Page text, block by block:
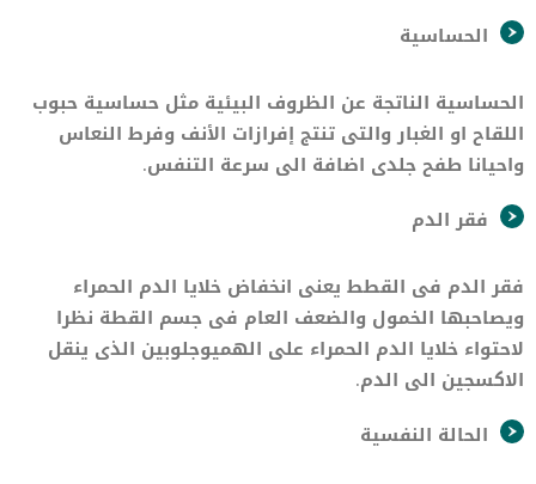
الحساسية
الحساسية الناتجة عن الظروف البيئية مثل حساسية حبوب
اللقاح او الغبار والتى تنتج إفرازات الأنف وفرط النعاس
واحيانا طفح جلدى اضافة الى سرعة التنفس.
فقر الدم
فقر الدم فى القطط يعنى انخفاض خلايا الدم الحمراء
ويصاحبها الخمول والضعف العام فى جسم القطة نظرا
لاحتواء خلايا الدم الحمراء على الهميوجلوبين الذى ينقل
الاكسجين الى الدم.
الحالة النفسية